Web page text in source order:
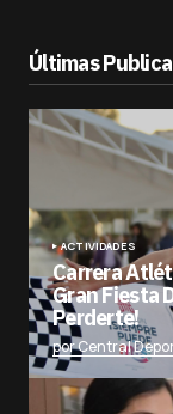
Últimas
ACTIVIDADES
Carrera
Gran Fiesta
Perderte!
por Central